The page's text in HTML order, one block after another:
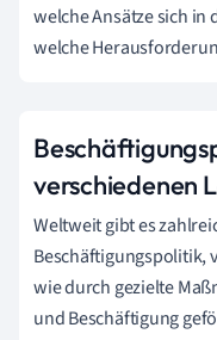
welche Ansätze sich in
welche
verschiedenen
Weltweit gibt es
Beschäftigungspolitik,
wie durch gezielte
und Beschäftigung